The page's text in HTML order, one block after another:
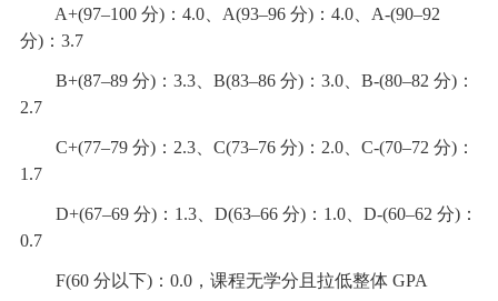
A+(97–100 分)：4.0、A(93–96 分)：4.0、A-(90–92
分)：3.7
B+(87–89 分)：3.3、B(83–86 分)：3.0、B-(80–82 分)：
2.7
C+(77–79 分)：2.3、C(73–76 分)：2.0、C-(70–72 分)：
1.7
D+(67–69 分)：1.3、D(63–66 分)：1.0、D-(60–62 分)：
0.7
F(60 分以下)：0.0，课程无学分且拉低整体 GPA